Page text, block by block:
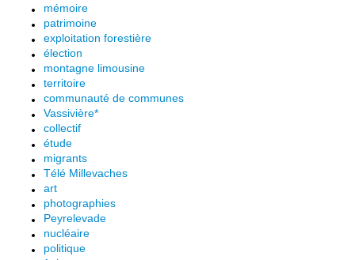
mémoire
patrimoine
exploitation forestière
élection
montagne limousine
territoire
communauté de communes
Vassivière*
collectif
étude
migrants
Télé Millevaches
art
photographies
Peyrelevade
nucléaire
politique